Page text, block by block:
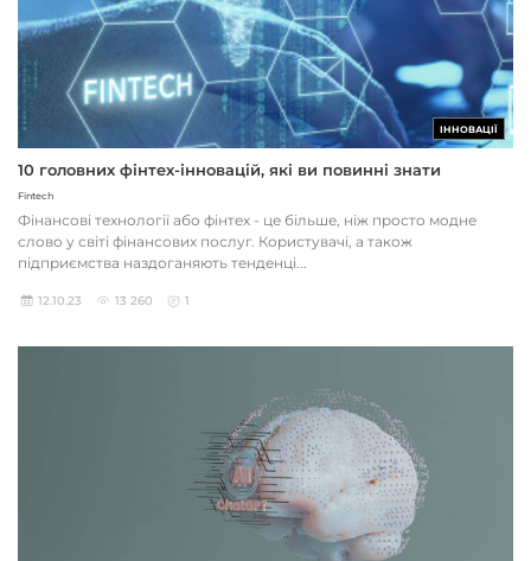
ІННОВАЦІЇ
10 головних фінтех-інновацій, які ви повинні знати
Fintech
Фінансові технології або фінтех - це більше, ніж просто модне
слово у світі фінансових послуг. Користувачі, а також
підприємства наздоганяють тенденці...
12.10.23 13 260 1